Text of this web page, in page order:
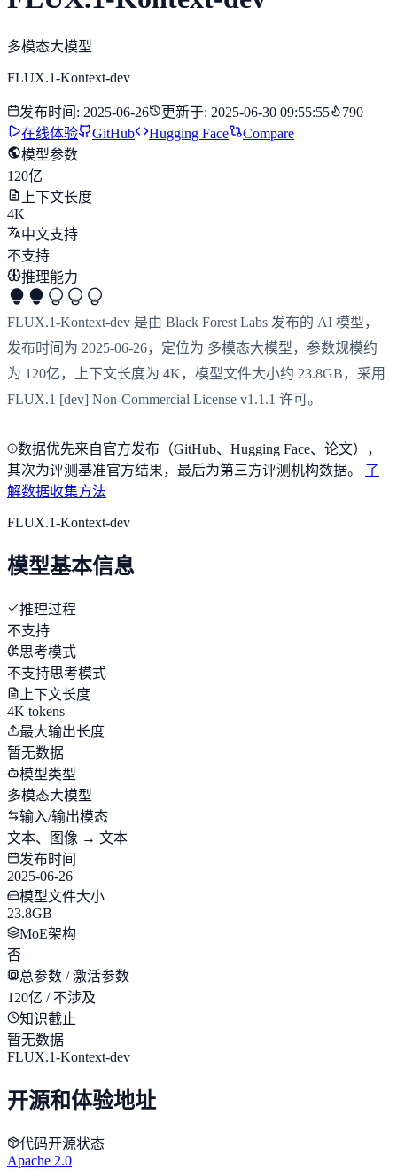
多模态大模型
FLUX.1-Kontext-dev
发布时间 : 2025-06-26 更新于: 2025-06-30 09:55:55
790
在线体验
GitHub Hugging Face
Compare
模型参数
120亿
上下文长度
4K
中文支持
不支持
推理能力
FLUX.1-Kontext-dev 是由 Black Forest Labs 发布的 AI 模型，
发布时间为 2025-06-26，定位为 多模态大模型，参数规模约
为 120亿，上下文长度为 4K，模型文件大小约 23.8GB，采用
FLUX.1 [dev] Non-Commercial License v1.1.1 许可。
数据优先来自官方发布（GitHub、Hugging Face、论文），
其次为评测基准官方结果，最后为第三方评测机构数据。
了
解数据收集方法
FLUX.1-Kontext-dev
模型基本信息
推理过程
不支持
思考模式
不支持思考模式
上下文长度
4K tokens
最大输出长度
暂无数据
模型类型
多模态大模型
输入/输出模态
文本、图像 → 文本
发布时间
2025-06-26
模型文件大小
23.8GB
MoE架构
否
总参数 / 激活参数
120亿 / 不涉及
知识截止
暂无数据
FLUX.1-Kontext-dev
开源和体验地址
代码开源状态
Apache 2.0